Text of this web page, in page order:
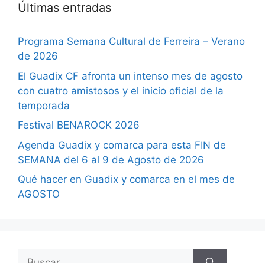
Últimas entradas
Programa Semana Cultural de Ferreira – Verano
de 2026
El Guadix CF afronta un intenso mes de agosto
con cuatro amistosos y el inicio oficial de la
temporada
Festival BENAROCK 2026
Agenda Guadix y comarca para esta FIN de
SEMANA del 6 al 9 de Agosto de 2026
Qué hacer en Guadix y comarca en el mes de
AGOSTO
Buscar: